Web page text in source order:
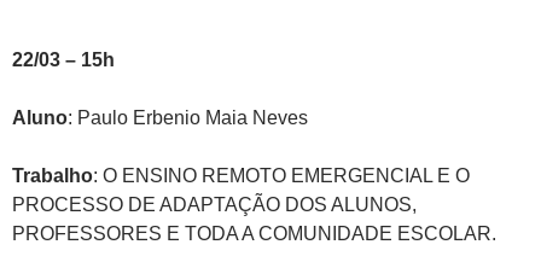
22/03 – 15h
Aluno: Paulo Erbenio Maia Neves
Trabalho: O ENSINO REMOTO EMERGENCIAL E O
PROCESSO DE ADAPTAÇÃO DOS ALUNOS,
PROFESSORES E TODA A COMUNIDADE ESCOLAR.